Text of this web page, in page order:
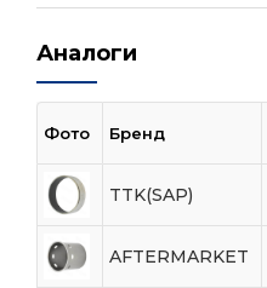
Аналоги
Фото Бренд
TTK(SAP)
AFTERMARKET